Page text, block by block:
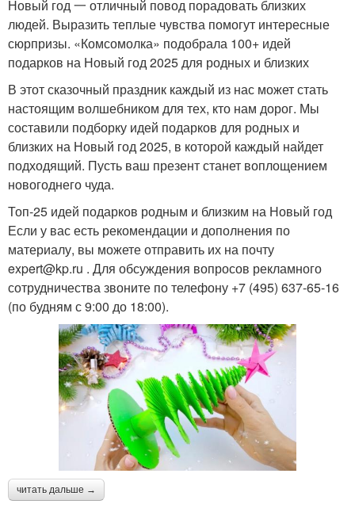
Новый год 一 отличный повод порадовать близких
людей. Выразить теплые чувства помогут интересные
сюрпризы. «Комсомолка» подобрала 100+ идей
подарков на Новый год 2025 для родных и близких
В этот сказочный праздник каждый из нас может стать
настоящим волшебником для тех, кто нам дорог. Мы
составили подборку идей подарков для родных и
близких на Новый год 2025, в которой каждый найдет
подходящий. Пусть ваш презент станет воплощением
новогоднего чуда.
Топ-25 идей подарков родным и близким на Новый год
Если у вас есть рекомендации и дополнения по
материалу, вы можете отправить их на почту
expert@kp.ru . Для обсуждения вопросов рекламного
сотрудничества звоните по телефону +7 (495) 637-65-16
(по будням с 9:00 до 18:00).
читать дальше →